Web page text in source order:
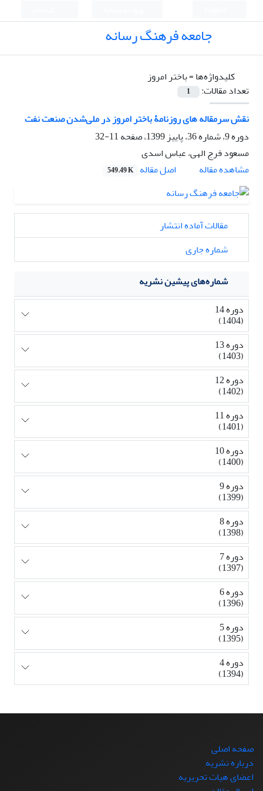
جامعه فرهنگ رسانه
کلیدواژه‌ها =باختر امروز
تعداد مقالات:
1
نقش سرمقاله های روزنامۀ باختر امروز در ملی‌شدن صنعت نفت
دوره 9، شماره 36، پاییز 1399، صفحه
11-32
مسعود فرج الهی، عباس اسدی
مشاهده مقاله
اصل مقاله 549.49 K
مقالات آماده انتشار
شماره جاری
شماره‌های پیشین نشریه
دوره 14
(1404)
دوره 13
(1403)
دوره 12
(1402)
دوره 11
(1401)
دوره 10
(1400)
دوره 9
(1399)
دوره 8
(1398)
دوره 7
(1397)
دوره 6
(1396)
دوره 5
(1395)
دوره 4
(1394)
صفحه اصلی
درباره نشریه
اعضای هیات تحریریه